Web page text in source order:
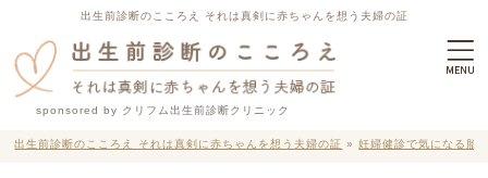
出生前診断のこころえ それは真剣に赤ちゃんを想う夫婦の証
sponsored by クリフム出生前診断クリニック
出生前診断のこころえ それは真剣に赤ちゃんを想う夫婦の証 »妊婦健診で気になる胎